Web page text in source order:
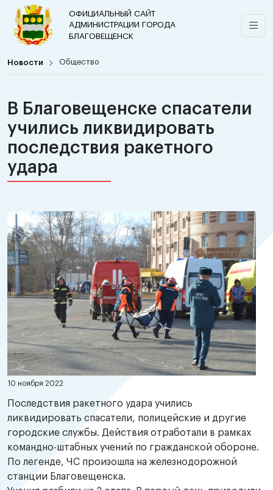
ОФИЦИАЛЬНЫЙ САЙТ
АДМИНИСТРАЦИИ ГОРОДА
БЛАГОВЕЩЕНСК
Новости Общество
В Благовещенске спасатели
учились ликвидировать
последствия ракетного
удара
10 ноября 2022
Последствия ракетного удара учились
ликвидировать спасатели, полицейские и другие
городские службы. Действия отработали в рамках
командно-штабных учений по гражданской обороне.
По легенде, ЧС произошла на железнодорожной
станции Благовещенска.